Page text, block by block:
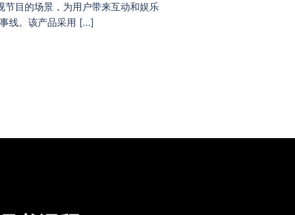
目的场景，为用户带来互动和娱乐
线。该产品采用 […]